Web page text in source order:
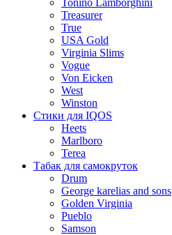
Tonino Lamborghini
Treasurer
True
USA Gold
Virginia Slims
Vogue
Von Eicken
West
Winston
Стики для IQOS
Heets
Marlboro
Terea
Табак для самокруток
Drum
George karelias and sons
Golden Virginia
Pueblo
Samson